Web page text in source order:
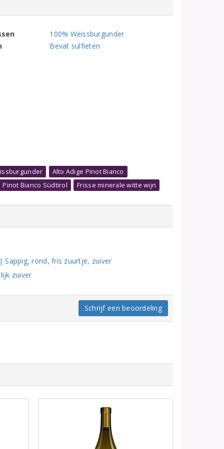
100% Weissburgunder
Bevat sulfieten
Alto Adige Pinot Bianco
Pinot Bianco Südtirol Frisse minerale witte wijn
rond, fris zuurtje, zuiver
zuiver
Schrijf een beoordeling